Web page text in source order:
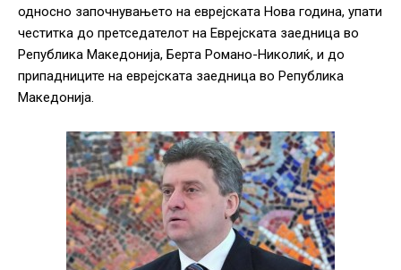
односно започнувањето на еврејската Нова година, упати
честитка до претседателот на Еврејската заедница во
Република Македонија, Берта Романо-Николиќ, и до
припадниците на еврејската заедница во Република
Македонија.